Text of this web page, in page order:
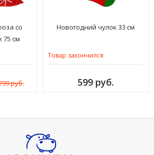
со
75 см
руб.
Новогодний чулок 33 см
Товар закончился
599 руб.